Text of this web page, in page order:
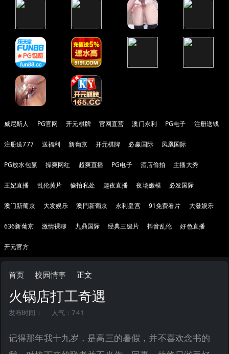
威尼斯人 PG官网 开元棋牌 官网直营 澳门永利 PG电子 注册送钱
注册送777 送福利 新葡京 开元棋牌 必赢国际 凤凰国际
PG放水包赢 操爽网红 超爽直播 PG电子 酒店偷拍 主播大秀
王妃直播 乱伦黄片 偷拍私处 趣夜直播 夜场嫩模 必发国际
澳门新葡京 大发娱乐 澳門新葡京 永利皇宫 91免费看片 大發娱乐
636新葡京 激情裸聊 九鼎国际 经典三级片 抖音乱伦 好色直播
开元官方
首页 校园情事 正文
火锅店打工奇遇
发布时间： 人气：741
记得那年我十九岁，是高三的暑假，并不喜欢念书的